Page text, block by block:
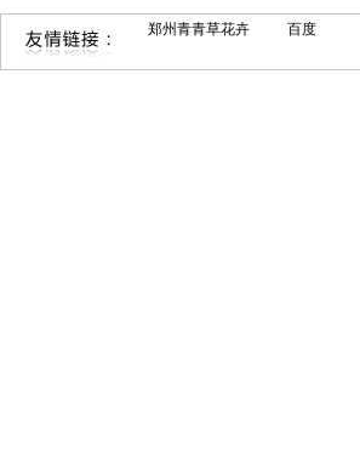
郑州青青草花卉 百度